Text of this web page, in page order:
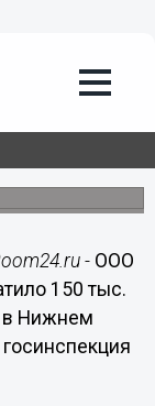
- ООО
150 тыс.
в Нижнем